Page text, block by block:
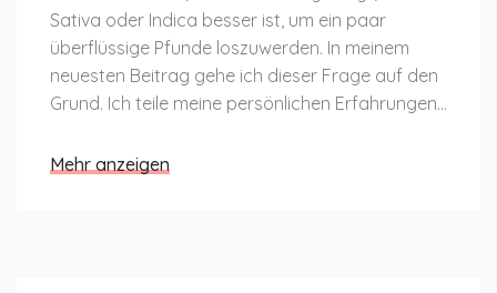
Sativa oder Indica besser ist, um ein paar
überflüssige Pfunde loszuwerden. In meinem
neuesten Beitrag gehe ich dieser Frage auf den
Grund. Ich teile meine persönlichen Erfahrungen
unterschiedliche Cannabis-Sorten den
Mehr anzeigen